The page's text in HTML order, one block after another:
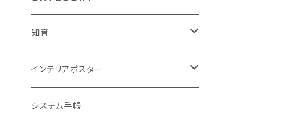
知育
知育ポスター
地図・国旗
知育下敷き
インテリアポスター
A3サイズ
システム手帳